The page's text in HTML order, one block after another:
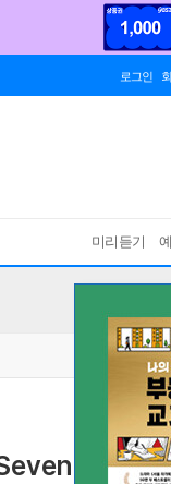
로그인
미리듣기
Steps